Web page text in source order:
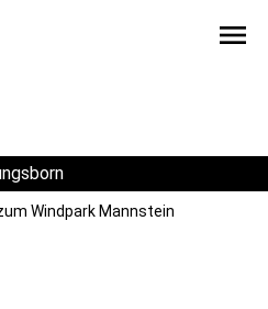
menu
Kühlungsborn
Windpark Mannstein